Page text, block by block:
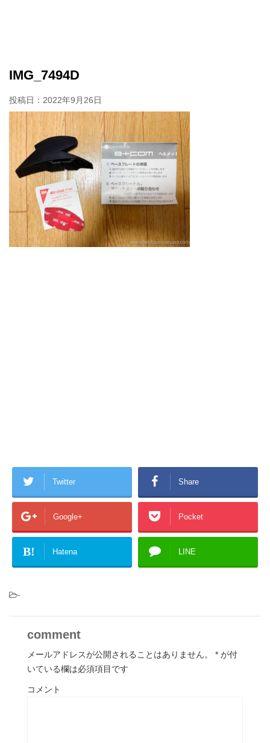
IMG_7494D
投稿日： 2022年9月26日
Twitter Share
Google+ Pocket
B! Hatena LINE
-
comment
メールアドレスが公開されることはありません。 * が付
いている欄は必須項目です
コメント